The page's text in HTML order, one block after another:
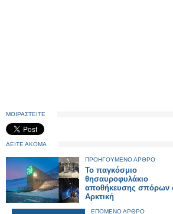
ΜΟΙΡΑΣΤΕΙΤΕ
ΔΕΙΤΕ ΑΚΟΜΑ
ΠΡΟΗΓΟΥΜΕΝΟ ΑΡΘΡΟ
Το παγκόσμιο
θησαυροφυλάκιο
αποθήκευσης σπόρων
Αρκτική
ΕΠΟΜΕΝΟ ΑΡΘΡΟ